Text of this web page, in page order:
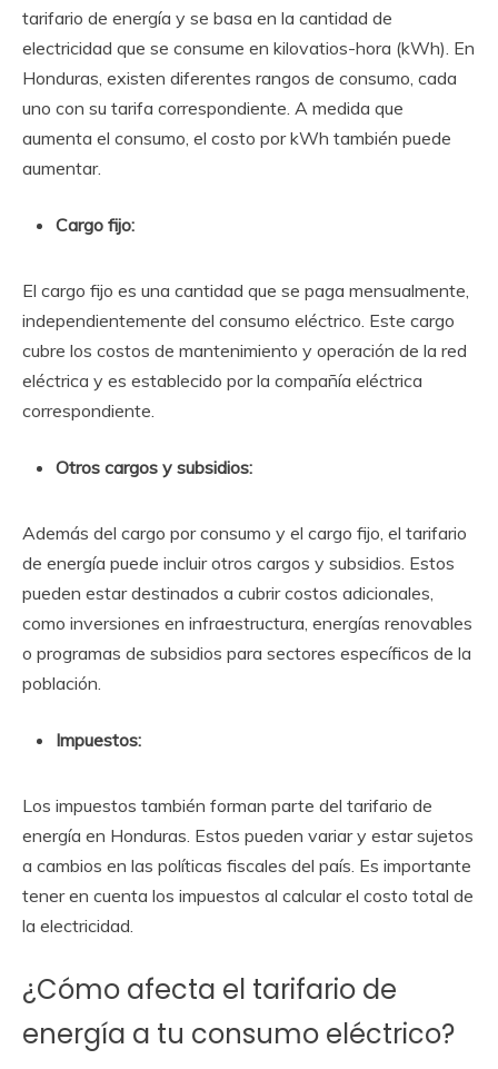
tarifario de energía y se basa en la cantidad de
electricidad que se consume en kilovatios-hora (kWh). En
Honduras, existen diferentes rangos de consumo, cada
uno con su tarifa correspondiente. A medida que
aumenta el consumo, el costo por kWh también puede
aumentar.
Cargo fijo:
El cargo fijo es una cantidad que se paga mensualmente,
independientemente del consumo eléctrico. Este cargo
cubre los costos de mantenimiento y operación de la red
eléctrica y es establecido por la compañía eléctrica
correspondiente.
Otros cargos y subsidios:
Además del cargo por consumo y el cargo fijo, el tarifario
de energía puede incluir otros cargos y subsidios. Estos
pueden estar destinados a cubrir costos adicionales,
como inversiones en infraestructura, energías renovables
o programas de subsidios para sectores específicos de la
población.
Impuestos:
Los impuestos también forman parte del tarifario de
energía en Honduras. Estos pueden variar y estar sujetos
a cambios en las políticas fiscales del país. Es importante
tener en cuenta los impuestos al calcular el costo total de
la electricidad.
¿Cómo afecta el tarifario de
energía a tu consumo eléctrico?